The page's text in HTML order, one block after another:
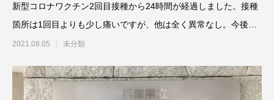
新型コロナワクチン2回目接種から24時間が経過しました。接種
箇所は1回目よりも少し痛いですが、他は全く異常なし。今後も
副反応が出ませ
2021.08.05 未分類